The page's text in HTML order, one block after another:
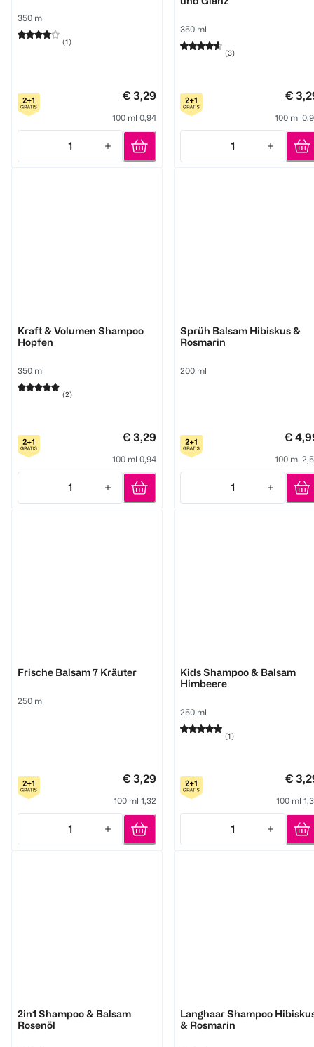
350 ml
(1)
€ 3,29
100 ml 0,94
1
Quantity: 1
350 ml
(3)
€
100 ml
1
Quantity: 1
Kraft & Volumen Shampoo
Hopfen
350 ml
(2)
€ 3,29
100 ml 0,94
1
Quantity: 1
Sprüh Balsam Hibiskus &
Rosmarin
200 ml
€
100 ml
1
Quantity: 1
Frische Balsam 7 Kräuter
250 ml
€ 3,29
100 ml 1,32
1
Quantity: 1
Kids Shampoo & Balsam
Himbeere
250 ml
(1)
€
100 ml
1
Quantity: 1
2in1 Shampoo & Balsam
Rosenöl
Langhaar Shampoo
& Rosmarin